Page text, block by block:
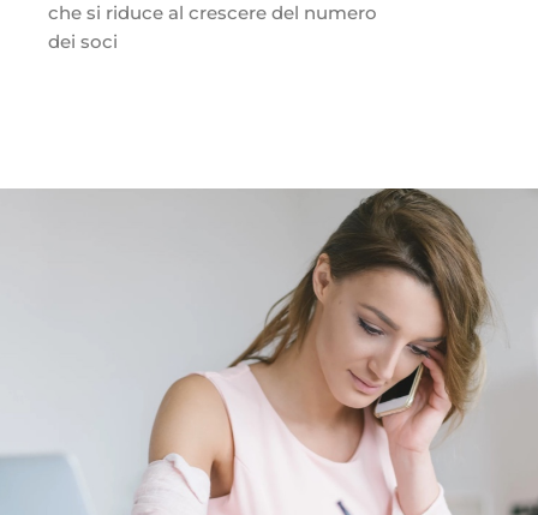
che si riduce al crescere del numero
dei soci